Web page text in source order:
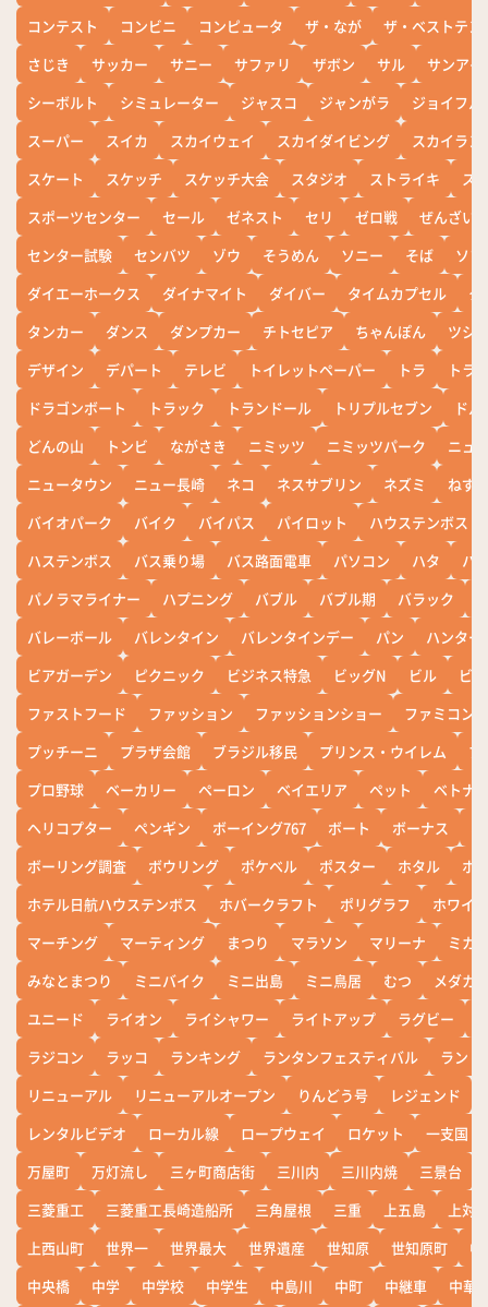
コンテスト
コンビニ コンピュータ ザ・なが
ザ・ベストテン
さじき
サッカー サニー サファリ ザボン サル
サンアイ
シーボルト
シミュレーター ジャスコ ジャンがラ
ジョイフル
スーパー
スイカ スカイウェイ スカイダイビング
スカイラン
スケート
スケッチ スケッチ大会 スタジオ ストライキ
ス
スポーツセンター
セール ゼネスト セリ ゼロ戦
ぜんざい
センター試験
センバツ ゾウ そうめん ソニー そば
ソ
ダイエーホークス
ダイナマイト ダイバー タイムカプセル
タ
タンカー
ダンス ダンプカー チトセピア ちゃんぽん
ツシ
デザイン
デパート テレビ トイレットペーパー トラ
トラ
ドラゴンボート
トラック トランドール トリプルセブン
ド
どんの山
トンビ ながさき ニミッツ ニミッツパーク
ニュ
ニュータウン
ニュー長崎 ネコ ネスサブリン ネズミ
ねず
バイオパーク
バイク バイパス パイロット
ハウステンボス
ハステンボス
バス乗り場 バス路面電車 パソコン ハタ
ハ
パノラマライナー
ハプニング バブル バブル期 バラック
バレーボール
バレンタイン バレンタインデー パン
ハンター
ビアガーデン
ピクニック ビジネス特急 ビッグN ビル
ビワ
ファストフード
ファッション ファッションショー
ファミコン
プッチーニ
プラザ会館 ブラジル移民 プリンス・ウイレム
ブ
プロ野球
ベーカリー ペーロン ベイエリア ペット
ベトナ
ヘリコプター
ペンギン ボーイング767 ボート ボーナス
ボーリング調査
ボウリング ポケベル ポスター ホタル
ホ
ホテル日航ハウステンボス
ホバークラフト ポリグラフ
ホワイ
マーチング
マーティング まつり マラソン マリーナ
ミカ
みなとまつり
ミニバイク ミニ出島 ミニ鳥居 むつ
メダカ
ユニード
ライオン ライシャワー ライトアップ ラグビー
ラジコン
ラッコ ランキング ランタンフェスティバル
ランド
リニューアル
リニューアルオープン りんどう号 レジェンド
レンタルビデオ
ローカル線 ロープウェイ ロケット
一支国
万屋町
万灯流し 三ヶ町商店街 三川内 三川内焼 三景台
三菱重工
三菱重工長崎造船所 三角屋根 三重 上五島
上対
上西山町
世界一 世界最大 世界遺産 世知原 世知原町
中
中央橋
中学 中学校 中学生 中島川 中町 中継車
中華